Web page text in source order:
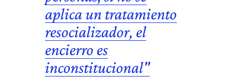
aplica un tratamiento
resocializador, el
encierro es
inconstitucional"